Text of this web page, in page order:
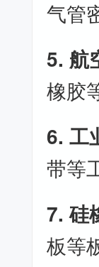
气管
5. 航
橡胶
6. 工
带等
7. 硅
板等